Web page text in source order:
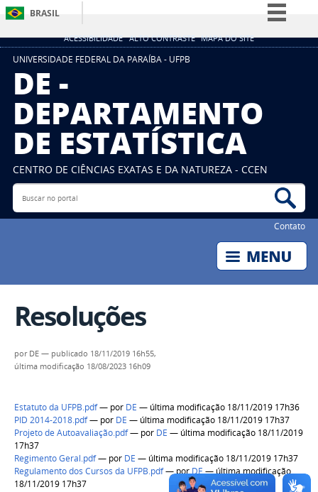
ACESSIBILIDADE ALTO CONTRASTE MAPA DO SITE
BRASIL
Simplifique!
Acesso à informação
Legislação
Canais
UNIVERSIDADE FEDERAL DA PARAÍBA - UFPB
DE -
DEPARTAMENTO
DE ESTATÍSTICA
CENTRO DE CIÊNCIAS EXATAS E DA NATUREZA - CCEN
Buscar no portal
Contato
Resoluções
por DE — publicado 18/11/2019 16h55,
última modificação 18/08/2023 16h09
Estatuto da UFPB.pdf— por DE — última modificação 18/11/2019 17h36
PID 2014-2018.pdf— por DE — última modificação 18/11/2019 17h37
Projeto de Autoavaliação.pdf— por DE — última modificação 18/11/2019
17h37
Regimento Geral.pdf— por DE — última modificação 18/11/2019 17h37
Regulamento dos Cursos da UFPB.pdf—porDE— última modificação
18/11/2019 17h37